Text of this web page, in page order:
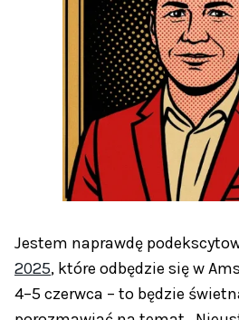
Jestem naprawdę
2025, które odbędzie się w
4–5 czerwca – to będzie